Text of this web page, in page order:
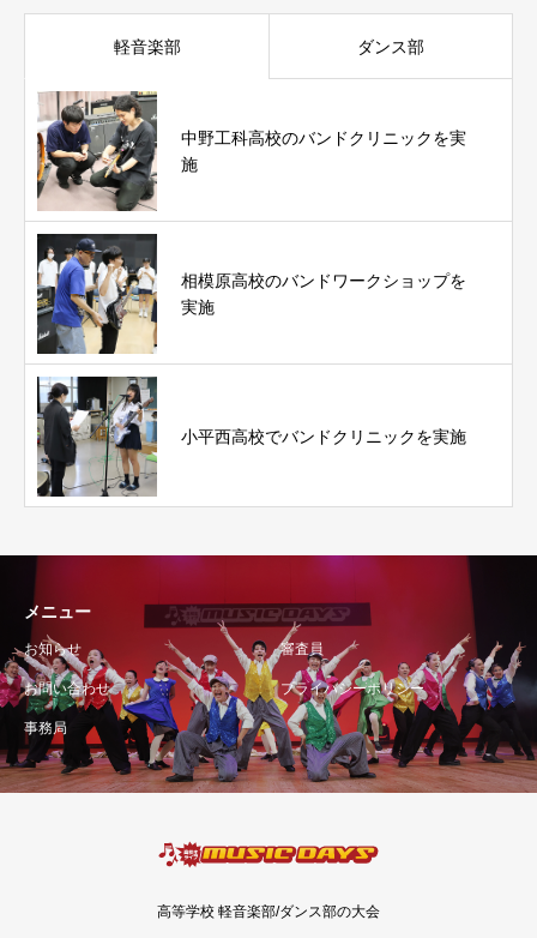
軽音楽部 ダンス部
中野工科高校のバンドクリニックを実
施
相模原高校のバンドワークショップを
実施
小平西高校でバンドクリニックを実施
メニュー
お知らせ 審査員
お問い合わせ プライバシーポリシー
事務局
高等学校 軽音楽部/ダンス部の大会